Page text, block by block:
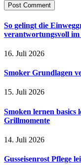
So gelingt die
verantwortungsvoll
16. Juli 2026
Smoker Grundlagen
15. Juli 2026
Smoken lernen basics
Grillmomente
14. Juli 2026
Gusseisenrost Pflege